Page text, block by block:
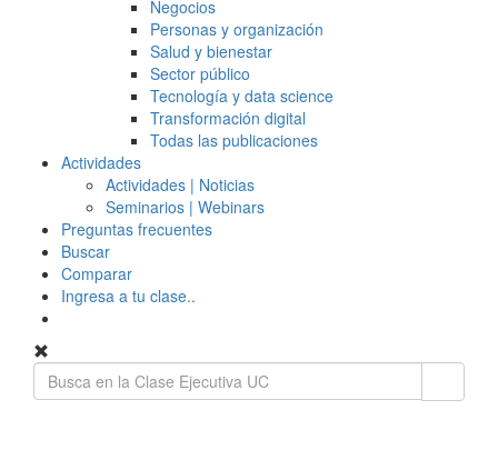
Negocios
Personas y organización
Salud y bienestar
Sector público
Tecnología y data science
Transformación digital
Todas las publicaciones
Actividades
Actividades | Noticias
Seminarios | Webinars
Preguntas frecuentes
Buscar
Comparar
Ingresa a tu clase..